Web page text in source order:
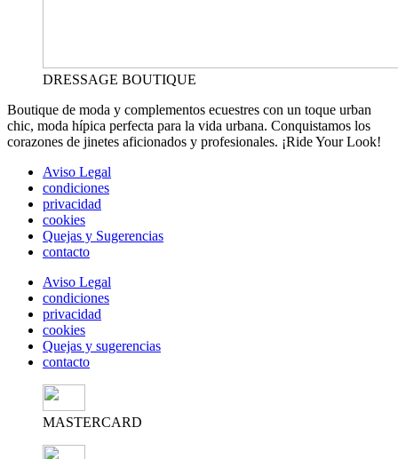
DRESSAGE BOUTIQUE
Boutique de moda y complementos ecuestres con un toque urban
chic, moda hípica perfecta para la vida urbana. Conquistamos los
corazones de jinetes aficionados y profesionales. ¡Ride Your Look!
Aviso Legal
condiciones
privacidad
cookies
Quejas y Sugerencias
contacto
Aviso Legal
condiciones
privacidad
cookies
Quejas y sugerencias
contacto
MASTERCARD